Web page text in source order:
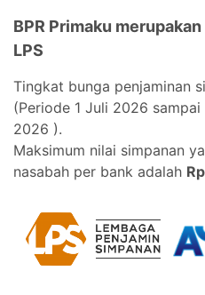
BPR Primaku
LPS
Tingkat bunga penjaminan
(Periode 1 Juli 2026
2026 ).
Maksimum nilai simpanan
nasabah per bank adalah